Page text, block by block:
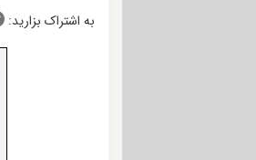
به اشتراک بزارید: